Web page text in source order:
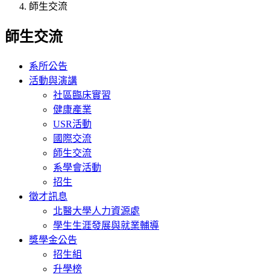
師生交流
師生交流
系所公告
活動與演講
社區臨床實習
健康產業
USR活動
國際交流
師生交流
系學會活動
招生
徵才訊息
北醫大學人力資源處
學生生涯發展與就業輔導
獎學金公告
招生組
升學榜